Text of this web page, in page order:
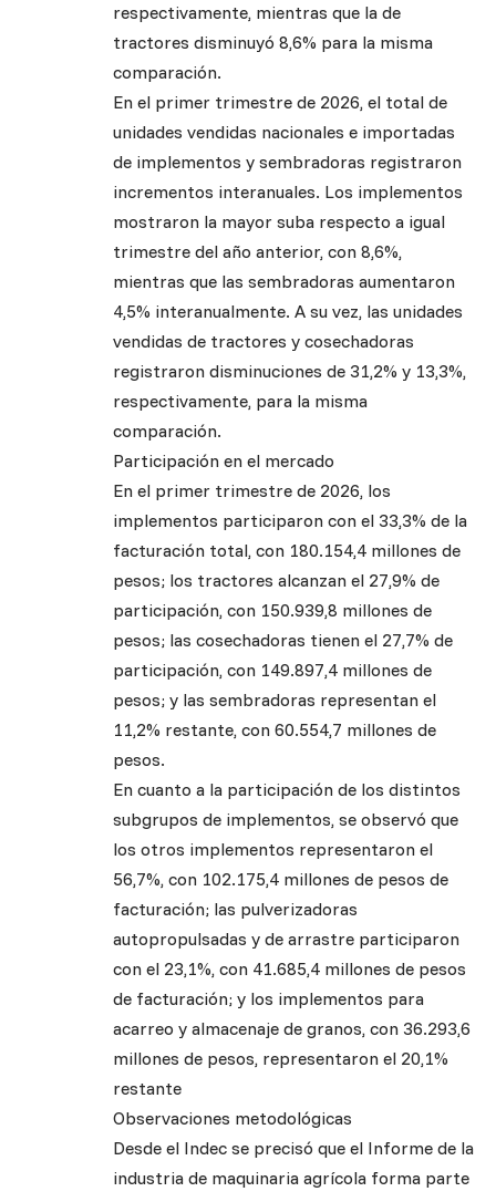
respectivamente, mientras que la de
tractores disminuyó 8,6% para la misma
comparación.
En el primer trimestre de 2026, el total de
unidades vendidas nacionales e importadas
de implementos y sembradoras registraron
incrementos interanuales. Los implementos
mostraron la mayor suba respecto a igual
trimestre del año anterior, con 8,6%,
mientras que las sembradoras aumentaron
4,5% interanualmente. A su vez, las unidades
vendidas de tractores y cosechadoras
registraron disminuciones de 31,2% y 13,3%,
respectivamente, para la misma
comparación.
Participación en el mercado
En el primer trimestre de 2026, los
implementos participaron con el 33,3% de la
facturación total, con 180.154,4 millones de
pesos; los tractores alcanzan el 27,9% de
participación, con 150.939,8 millones de
pesos; las cosechadoras tienen el 27,7% de
participación, con 149.897,4 millones de
pesos; y las sembradoras representan el
11,2% restante, con 60.554,7 millones de
pesos.
En cuanto a la participación de los distintos
subgrupos de implementos, se observó que
los otros implementos representaron el
56,7%, con 102.175,4 millones de pesos de
facturación; las pulverizadoras
autopropulsadas y de arrastre participaron
con el 23,1%, con 41.685,4 millones de pesos
de facturación; y los implementos para
acarreo y almacenaje de granos, con 36.293,6
millones de pesos, representaron el 20,1%
restante
Observaciones metodológicas
Desde el Indec se precisó que el Informe de la
industria de maquinaria agrícola forma parte